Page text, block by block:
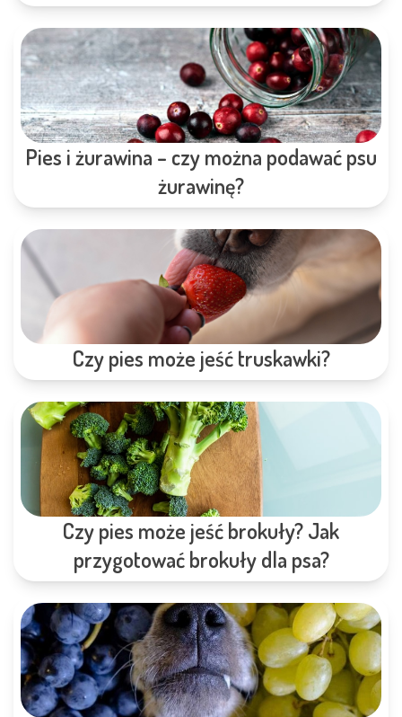
Pies i żurawina – czy można podawać psu
żurawinę?
Czy pies może jeść truskawki?
Czy pies może jeść brokuły? Jak
przygotować brokuły dla psa?